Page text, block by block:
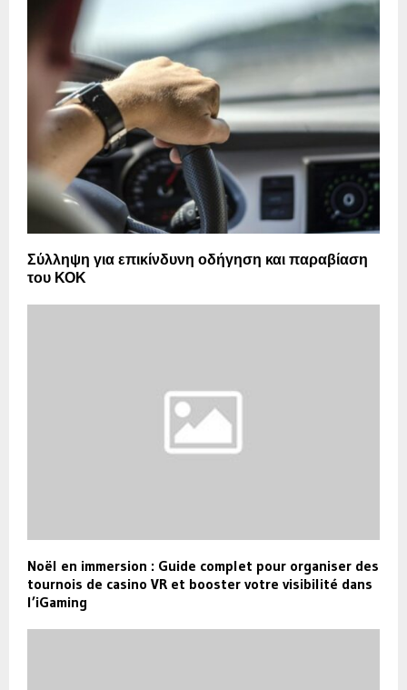
Σύλληψη για επικίνδυνη οδήγηση και παραβίαση
του ΚΟΚ
Noël en immersion : Guide complet pour organiser des
tournois de casino VR et booster votre visibilité dans
l’iGaming